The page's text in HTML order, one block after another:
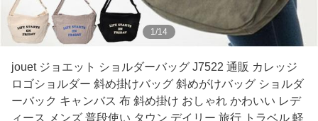
1/14
jouet ジョエット ショルダーバッグ J7522 通販 カレッジ
ロゴショルダー 斜め掛けバッグ 斜めがけバッグ ショルダ
ーバック キャンバス 布 斜め掛け おしゃれ かわいい レデ
ィース メンズ 普段使い タウン デイリー 旅行 トラベル 軽